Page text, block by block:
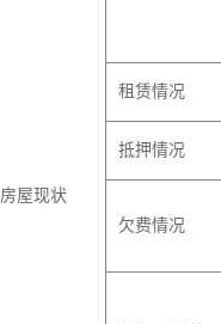
房屋现状
租赁情况
抵押情况
欠费情况